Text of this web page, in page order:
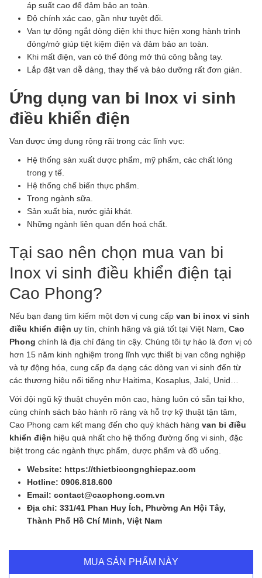
áp suất cao để đảm bảo an toàn.
Độ chính xác cao, gần như tuyệt đối.
Van tự động ngắt dòng điện khi thực hiện xong hành trình
đóng/mở giúp tiệt kiệm điện và đảm bảo an toàn.
Khi mất điện, van có thể đóng mở thủ công bằng tay.
Lắp đặt van dễ dàng, thay thế và bảo dưỡng rất đơn giản.
Ứng dụng van bi Inox vi sinh
điều khiển điện
Van được ứng dụng rộng rãi trong các lĩnh vực:
Hệ thống sản xuất dược phẩm, mỹ phẩm, các chất lỏng
trong y tế.
Hệ thống chế biến thực phẩm.
Trong ngành sữa.
Sản xuất bia, nước giải khát.
Những ngành liên quan đến hoá chất.
Tại sao nên chọn mua van bi
Inox vi sinh điều khiển điện tại
Cao Phong?
Nếu bạn đang tìm kiếm một đơn vị cung cấp van bi inox vi sinh
điều khiển điện uy tín, chính hãng và giá tốt tại Việt Nam, Cao
Phong chính là địa chỉ đáng tin cậy. Chúng tôi tự hào là đơn vị có
hơn 15 năm kinh nghiệm trong lĩnh vực thiết bị van công nghiệp
và tự động hóa, cung cấp đa dạng các dòng van vi sinh đến từ
các thương hiệu nổi tiếng như Haitima, Kosaplus, Jaki, Unid…
Với đội ngũ kỹ thuật chuyên môn cao, hàng luôn có sẵn tại kho,
cùng chính sách bảo hành rõ ràng và hỗ trợ kỹ thuật tận tâm,
Cao Phong cam kết mang đến cho quý khách hàng van bi điều
khiển điện hiệu quả nhất cho hệ thống đường ống vi sinh, đặc
biệt trong các ngành thực phẩm, dược phẩm và đồ uống.
Website: https://thietbicongnghiepaz.com
Hotline: 0906.818.600
Email: contact@caophong.com.vn
Địa chỉ: 331/41 Phan Huy Ích, Phường An Hội Tây,
Thành Phố Hồ Chí Minh, Việt Nam
MUA SẢN PHẨM NÀY